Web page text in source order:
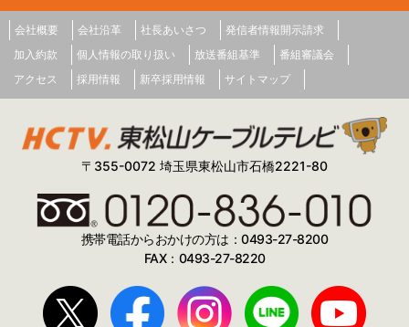
会社概要 会社沿革 社長あいさつ
発信者情報開示請求
加入約款
個人情報の取り扱い 放送番組基準
番組審議会
アクセス
採用情報 新卒採用情報 サイトマップ
〒355-0072 埼玉県東松山市石橋2221-80
携帯電話からおかけの方は：0493-27-8200
FAX：0493-27-8220